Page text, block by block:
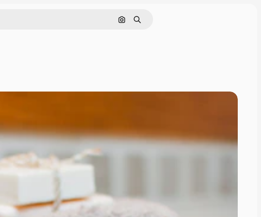
Hae kuvan perusteella
Haku